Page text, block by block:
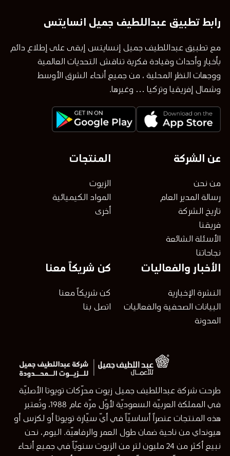
رابط تطبيق عبداللطيف جميل انسايتس
مع تطبيق عبداللطيف جميل إنسايتس إبقى على إطلاع دائم
بأخبار وأحداث وقيادة فكرية تناقش التحديات العالمية
ووجهات النظر المحلية ، من جميع أنحاء الشرق الأوسط
وشمال إفريقيا وتركيا … وغيرها.
عن الشركة
من نحن
رسالة المدير العام
تاريخ الشركة
فريقنا
الأسئلة الشائعة
نجاحاتنا
المنتجات
الزيوت
المواد الكيميائية
أخرى
الأخبار والفعاليات
النشرة الإخبارية
البيانات الصحفية والفعاليات
المدونة
كن شريكاً معنا
كن شريكاً معنا
اتصل بنا
طرحت شركة عبداللطيف جميل زيوت محرّكات تويوتا الأصليّة
في المملكة العربيّة السعوديّة لأوّل مرّة عام 1988، وتُعتبر
هذه المنتجات عنصراً أساسيّاً في أيّ سيّارة تويوتا أو لكزس أو
هيونداي من ناحية ضمان طول العمر والرفاهيّة. اليوم، نحن
نبيع أكثر من 24 مليون لتر من الزيوت سنويّاً في جميع أنحاء